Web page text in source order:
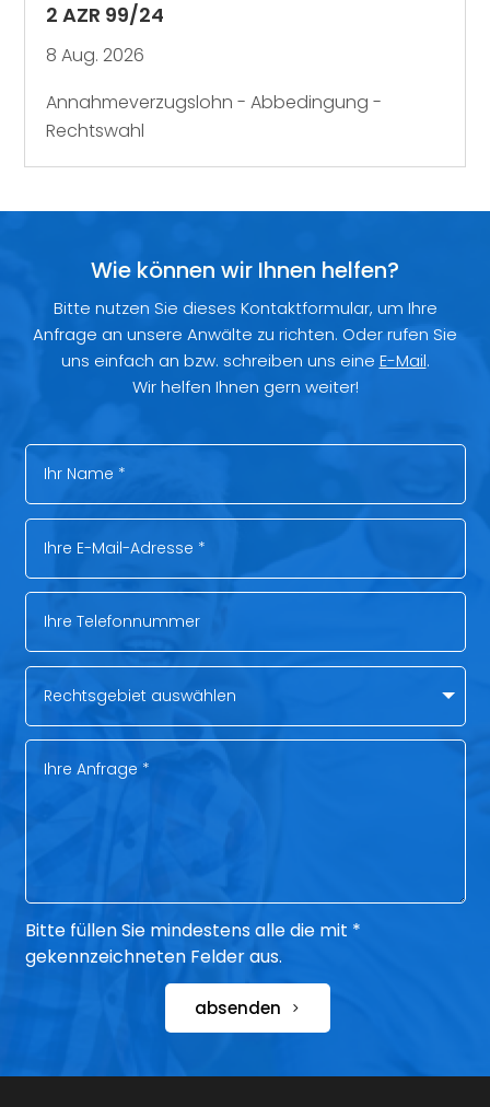
2 AZR 99/24
8 Aug. 2026
Annahmeverzugslohn - Abbedingung -
Rechtswahl
Wie können wir Ihnen helfen?
Bitte nutzen Sie dieses Kontaktformular, um Ihre
Anfrage an unsere Anwälte zu richten. Oder rufen Sie
uns einfach an bzw. schreiben uns eine E-Mail.
Wir helfen Ihnen gern weiter!
Bitte füllen Sie mindestens alle die mit *
gekennzeichneten Felder aus.
absenden